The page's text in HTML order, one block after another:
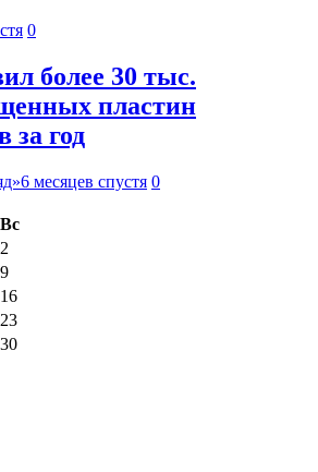
0
более 30 тыс.
пластин
за год
6 месяцев спустя 0
Вс
2
9
16
23
30